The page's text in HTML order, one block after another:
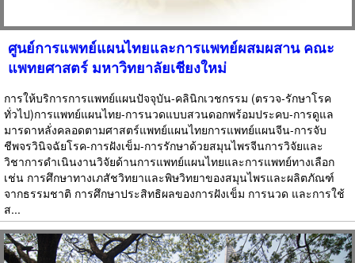
ศูนย์การแพทย์แผนไทยและการแพทย์ผสมผสาน คณะ
แพทยศาสตร์ มหาวิทยาลัยเชียงใหม่
การให้บริการการแพทย์แผนปัจจุบัน-คลินิกเวชกรรม (ตรวจ-รักษาโรค
ทั่วไป)การแพทย์แผนไทย-การนวดแบบสวนดอกพร้อมประคบ-การดูแล
มารดาหลั่งคลอดตามศาสตร์แพทย์แผนไทยการแพทย์แผนจีน-การจับ
ชีพจรวินิจฉัยโรค-การฝังเข็ม-การรักษาด้วยสมุนไพรจีนการวิจัยและ
วิชาการดำเนินงานวิจัยด้านการแพทย์แผนไทยและการแพทย์ทางเลือก
เช่น การศึกษาทางเภสัชวิทยาและพิษวิทยาของสมุนไพรและผลิตภัณฑ์
จากธรรมชาติ การศึกษาประสิทธิผลของการฝังเข็ม การนวด และการใช้
ส...